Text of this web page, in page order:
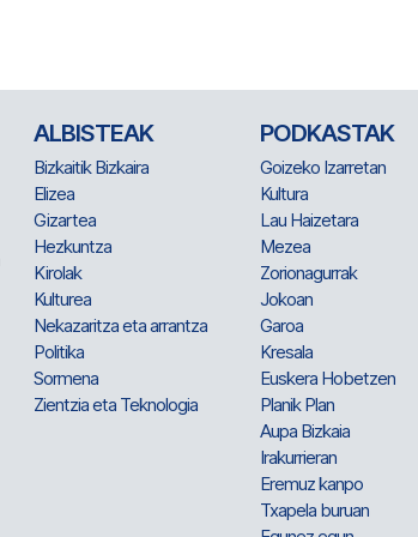
ALBISTEAK
Bizkaitik Bizkaira
Elizea
Gizartea
Hezkuntza
Kirolak
Kulturea
Nekazaritza eta arrantza
Politika
Sormena
Zientzia eta Teknologia
PODKASTAK
Goizeko Izarretan
Kultura
Lau Haizetara
Mezea
Zorionagurrak
Jokoan
Garoa
Kresala
Euskera Hobetzen
Planik Plan
Aupa Bizkaia
Irakurrieran
Eremuz kanpo
Txapela buruan